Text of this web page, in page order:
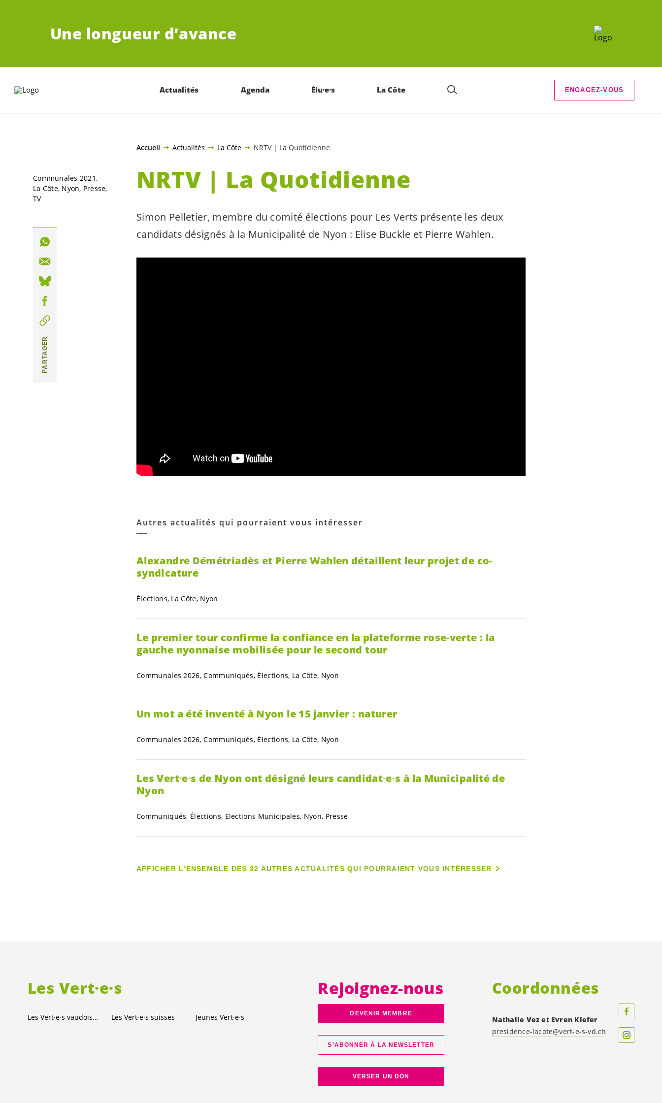
Une longueur d’avance
Actualités Agenda Élu·e·s La Côte ENGAGEZ-VOUS
Accueil Actualités La Côte NRTV | La Quotidienne
NRTV | La Quotidienne
Simon Pelletier, membre du comité élections pour Les Verts présente les deux
candidats désignés à la Municipalité de Nyon : Elise Buckle et Pierre Wahlen.
Communales 2021
La Côte Nyon Presse
TV
PARTAGER
Autres actualités qui pourraient vous intéresser
Alexandre Démétriadès et Pierre Wahlen détaillent leur projet de co-
syndicature
Élections, La Côte, Nyon
Le premier tour confirme la confiance en la plateforme rose-verte : la
gauche nyonnaise mobilisée pour le second tour
Communales 2026, Communiqués, Élections, La Côte, Nyon
Un mot a été inventé à Nyon le 15 janvier : naturer
Communales 2026, Communiqués, Élections, La Côte, Nyon
Les Vert⸱e⸱s de Nyon ont désigné leurs candidat∙e∙s à la Municipalité de
Nyon
Communiqués, Élections, Elections Municipales, Nyon, Presse
AFFICHER L’ENSEMBLE DES 32 AUTRES ACTUALITÉS QUI POURRAIENT VOUS INTÉRESSER
Les Vert·e·s
Les Vert·e·s vaudois·e·s LesVert·e·s suisses JeunesVert·e·s
Rejoignez-nous
DEVENIR MEMBRE
S’ABONNER À LA NEWSLETTER
VERSER UN DON
Coordonnées
Nathalie Vez et Evren Kiefer
presidence-lacote@vert-e-s-vd.ch